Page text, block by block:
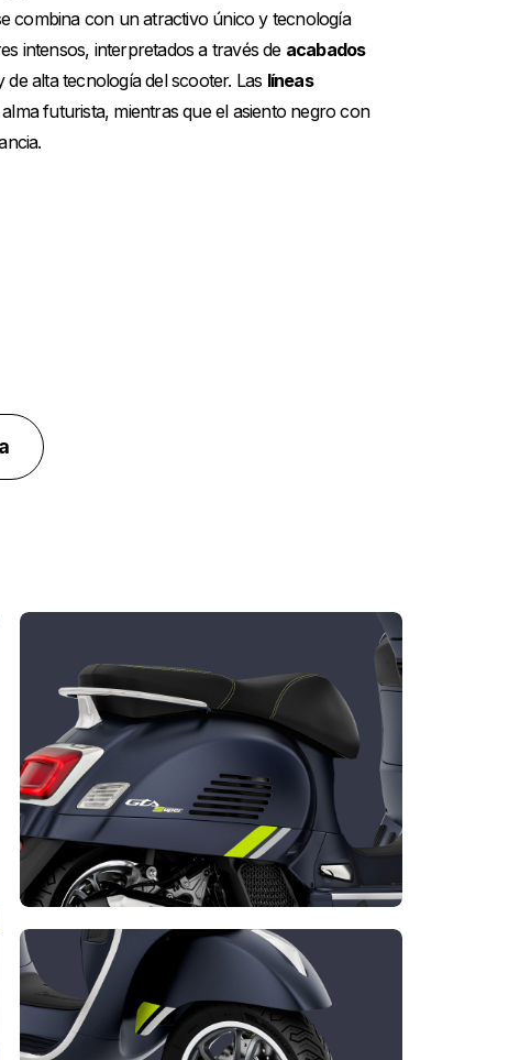
combina con un atractivo único y tecnología
intensos, interpretados a través de acabados
alta tecnología del scooter. Las líneas
futurista, mientras que el asiento negro con